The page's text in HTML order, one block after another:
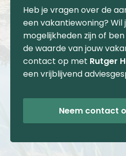
Heb je vragen over de
een vakantiewoning?
mogelijkheden zijn of
de waarde van jouw
contact op met Rutger
een vrijblijvend
Neem contact